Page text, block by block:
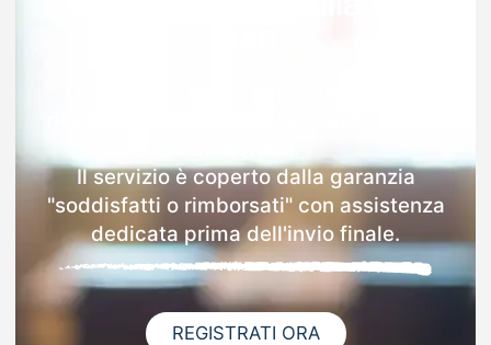
Il servizio è coperto dalla garanzia
"soddisfatti o rimborsati" con assistenza
dedicata prima dell'invio finale.
REGISTRATI ORA